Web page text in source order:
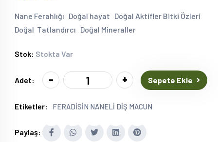
Nane Ferahlığı Doğal hayat Doğal Aktifler Bitki Özleri
Doğal Tatlandırcı Doğal Mineraller
Stok: Stokta Var
Adet: - + Sepete Ekle
Etiketler: FERADİSİN NANELİ DİŞ MACUN
Paylaş: